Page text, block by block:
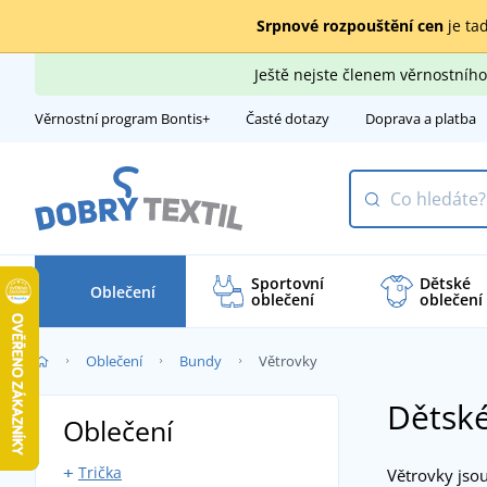
Srpnové rozpouštění cenje
Ještě nejste členem
Věrnostní program Bontis+ Časté dotazy Doprava a platba
Oblečení Sportovní
oblečení
Dětské
oblečení
Oblečení Bundy Větrovky
Větrovky
Oblečení
Trička